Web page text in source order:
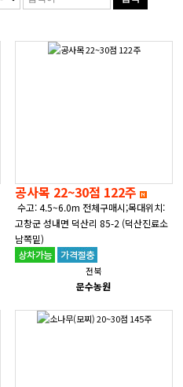
공사목 22~30점 122주
수고: 4.5~6.0m 전체구매시;목대위치:
고창군 성내면 덕산리 85-2 (덕산진료소
남쪽밑)
전북
문수농원